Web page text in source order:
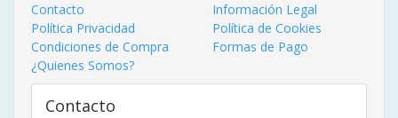
Contacto
Información Legal
Política Privacidad
Política de Cookies
Condiciones de Compra
Formas de Pago
¿Quienes Somos?
Contacto